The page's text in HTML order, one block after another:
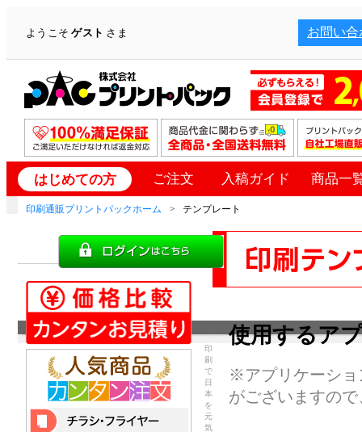
ようこそゲスト さま お問い合
はじめての方 ご注文 入稿ガイド 商品一
印刷通販プリントパックホーム テンプレート
使用するア
※アプリケーショ
がございますの
印
刷
で
日
本
を
元
気